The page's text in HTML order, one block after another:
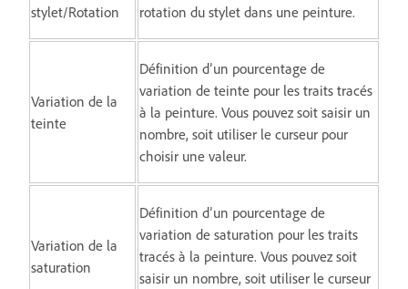
stylet/Rotation
rotation du stylet dans une peinture.
Variation de la
teinte
Définition d’un pourcentage de
variation de teinte pour les traits tracés
à la peinture. Vous pouvez soit saisir un
nombre, soit utiliser le curseur pour
choisir une valeur.
Variation de la
saturation
Définition d’un pourcentage de
variation de saturation pour les traits
tracés à la peinture. Vous pouvez soit
saisir un nombre, soit utiliser le curseur